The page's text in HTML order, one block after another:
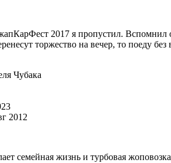
2017 я пропустил. Вспомнил
торжество на вечер, то поеду
2012
семейная жизнь и турбовая